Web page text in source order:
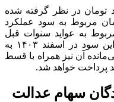
۵۰ هزار میلیارد تومان در نظر گرفته شده
میلیارد تومان مربوط به سود عملکرد
تومان مربوط به عواید سنوات قبل
است. جعفری یادآور شد: بخش اول این سود در اسفند ۱۴۰۳ به
آن نیز همراه با قسط
سهام عدالت